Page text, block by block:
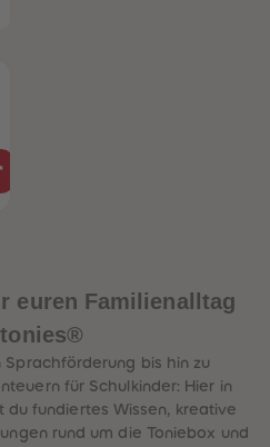
euren Familienalltag
bis hin zu
für Schulkinder: Hier in
du fundiertes Wissen, kreative
rund um die Toniebox und